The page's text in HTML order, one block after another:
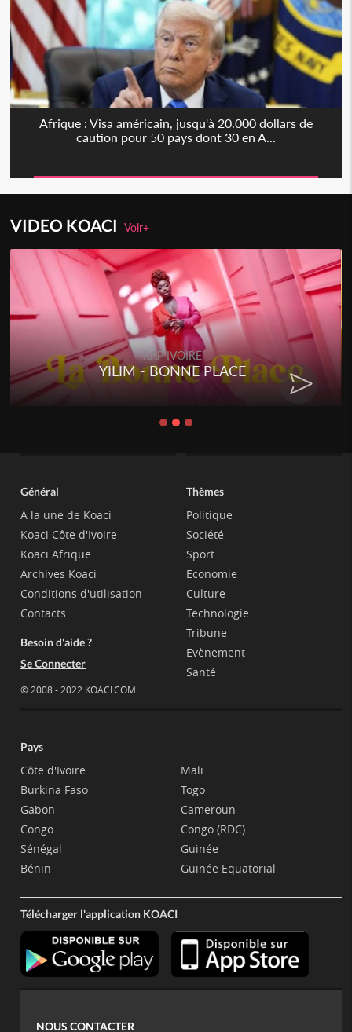
Afrique : Visa américain, jusqu'à 20.000 dollars de
caution pour 50 pays dont 30 en A...
VIDEO KOACIVoir+
RAP IVOIRE
YILIM - BONNE PLACE
Général
A la une de Koaci
Koaci Côte d'Ivoire
Koaci Afrique
Archives Koaci
Conditions d'utilisation
Contacts
Besoin d'aide ?
Se Connecter
© 2008 - 2022 KOACI.COM
Thèmes
Politique
Société
Sport
Economie
Culture
Technologie
Tribune
Evènement
Santé
Pays
Côte d'Ivoire
Burkina Faso
Gabon
Congo
Sénégal
Bénin
Mali
Togo
Cameroun
Congo (RDC)
Guinée
Guinée Equatorial
Télécharger l'application KOACI
NOUS CONTACTER